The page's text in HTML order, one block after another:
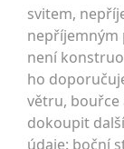
svitem,
nepříjemným
není
ho
větru, bouřce
dokoupit
údaje: boční